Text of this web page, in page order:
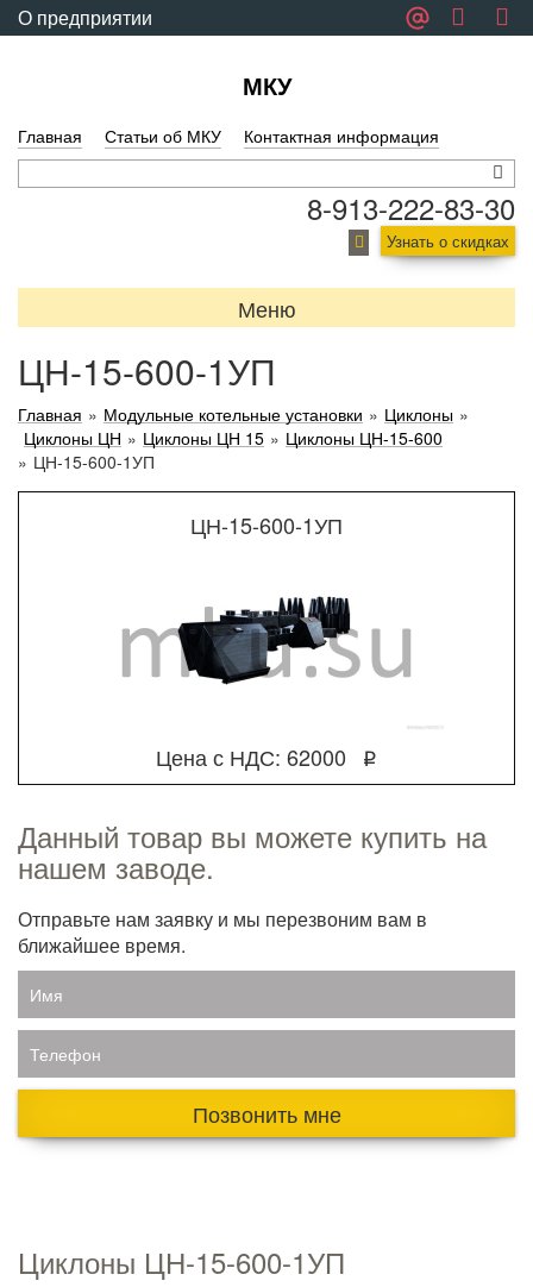
О предприятии
МКУ
Главная Статьи об МКУ Контактная информация
8-913-222-83-30
Узнать о скидках
Меню
ЦН-15-600-1УП
Главная » Модульные котельные установки » Циклоны »
Циклоны ЦН » Циклоны ЦН 15 » Циклоны ЦН-15-600
» ЦН-15-600-1УП
ЦН-15-600-1УП
Цена с НДС: 62000 q
Данный товар вы можете купить на
нашем заводе.
Отправьте нам заявку и мы перезвоним вам в
ближайшее время.
Имя
Телефон
Позвонить мне
Циклоны ЦН-15-600-1УП